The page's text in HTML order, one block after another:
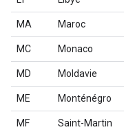
MA Maroc
MC Monaco
MD Moldavie
ME Monténégro
MF Saint-Martin